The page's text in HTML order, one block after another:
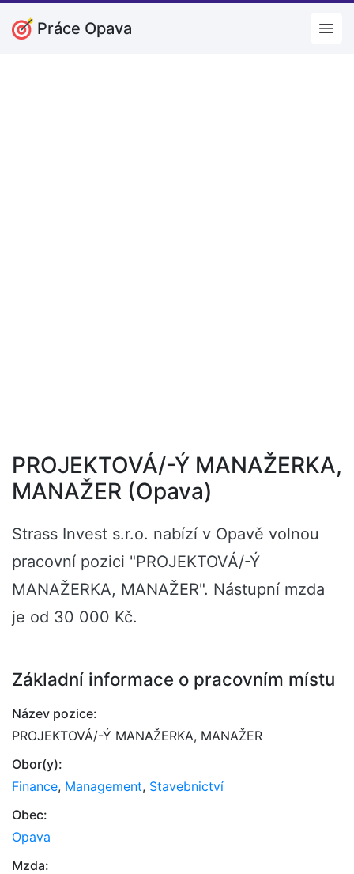
Práce Opava
PROJEKTOVÁ/-Ý MANAŽERKA,
MANAŽER (Opava)
Strass Invest s.r.o. nabízí v Opavě volnou
pracovní pozici "PROJEKTOVÁ/-Ý
MANAŽERKA, MANAŽER". Nástupní mzda
je od 30 000 Kč.
Základní informace o pracovním místu
Název pozice:
PROJEKTOVÁ/-Ý MANAŽERKA, MANAŽER
Obor(y):
Finance, Management, Stavebnictví
Obec:
Opava
Mzda: